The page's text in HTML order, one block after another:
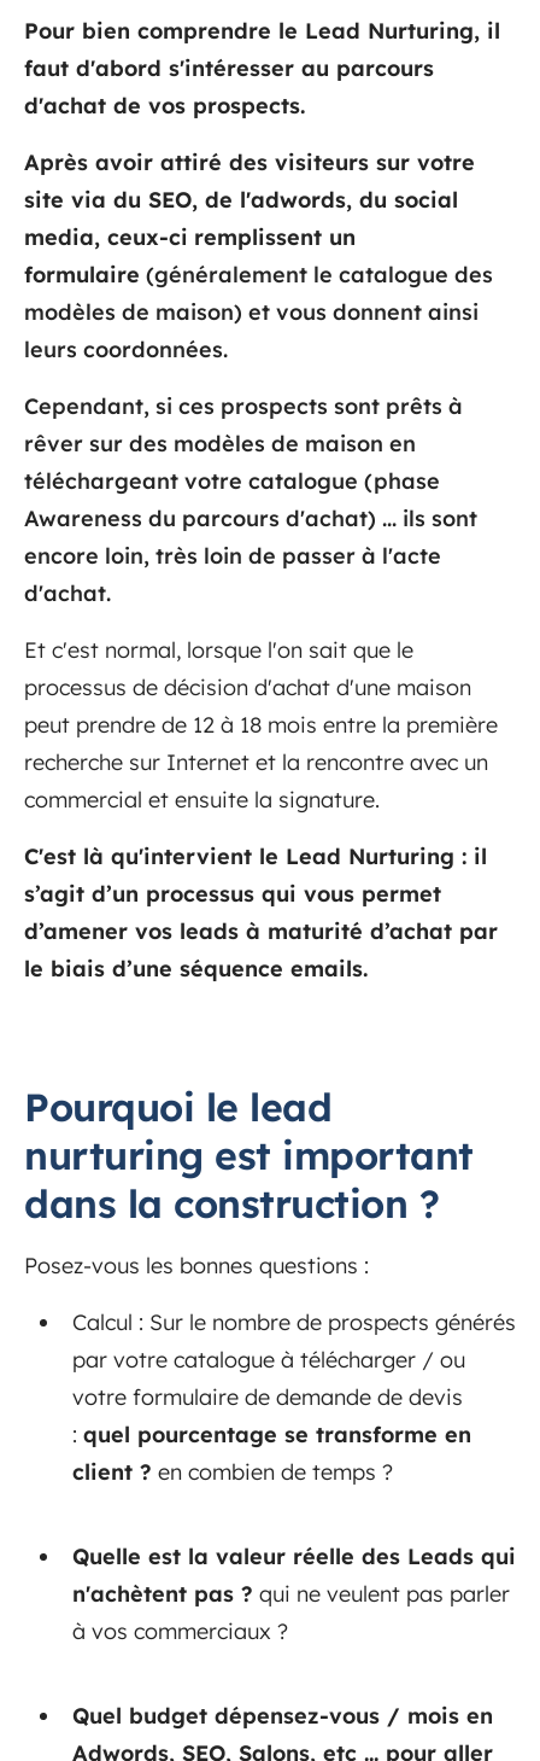
Pour bien comprendre le Lead Nurturing, il
faut d'abord s'intéresser au parcours
d'achat de vos prospects.
Après avoir attiré des visiteurs sur votre
site via du SEO, de l'adwords, du social
media, ceux-ci remplissent un
formulaire (généralement le catalogue des
modèles de maison) et vous donnent ainsi
leurs coordonnées.
Cependant, si ces prospects sont prêts à
rêver sur des modèles de maison en
téléchargeant votre catalogue (phase
Awareness du parcours d'achat) ... ils sont
encore loin, très loin de passer à l'acte
d'achat.
Et c'est normal, lorsque l'on sait que le
processus de décision d'achat d'une maison
peut prendre de 12 à 18 mois entre la première
recherche sur Internet et la rencontre avec un
commercial et ensuite la signature.
C'est là qu'intervient le Lead Nurturing : il
s’agit d’un processus qui vous permet
d’amener vos leads à maturité d’achat par
le biais d’une séquence emails.
Pourquoi le lead
nurturing est important
dans la construction ?
Posez-vous les bonnes questions :
Calcul : Sur le nombre de prospects générés
par votre catalogue à télécharger / ou
votre formulaire de demande de devis
: quel pourcentage se transforme en
client ? en combien de temps ?
Quelle est la valeur réelle des Leads qui
n'achètent pas ? qui ne veulent pas parler
à vos commerciaux ?
Quel budget dépensez-vous / mois en
Adwords, SEO, Salons, etc ... pour aller